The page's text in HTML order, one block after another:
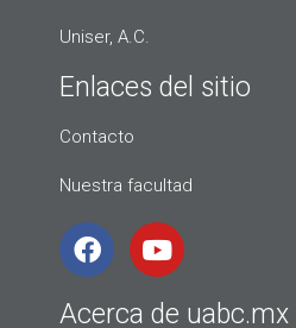
Uniser, A.C.
Enlaces del sitio
Contacto
Nuestra facultad
Acerca de uabc.mx